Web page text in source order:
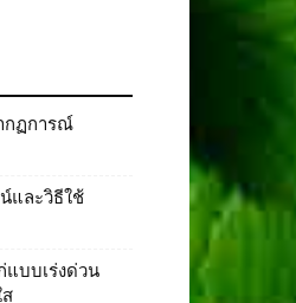
กฏการณ์
และวิธีใช้
แบบเร่งด่วน